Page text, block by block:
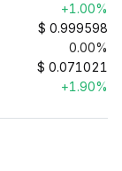
+1.00%
$ 0.999598
0.00%
$ 0.071021
+1.90%